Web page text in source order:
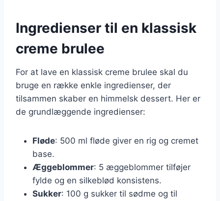
Ingredienser til en klassisk
creme brulee
For at lave en klassisk creme brulee skal du
bruge en række enkle ingredienser, der
tilsammen skaber en himmelsk dessert. Her er
de grundlæggende ingredienser:
Fløde: 500 ml fløde giver en rig og cremet
base.
Æggeblommer: 5 æggeblommer tilføjer
fylde og en silkeblød konsistens.
Sukker: 100 g sukker til sødme og til